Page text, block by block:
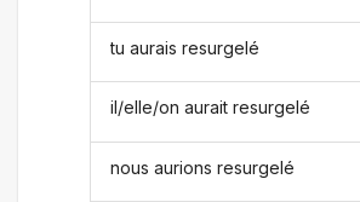
tu aurais resurgelé
il/elle/on aurait resurgelé
nous aurions resurgelé